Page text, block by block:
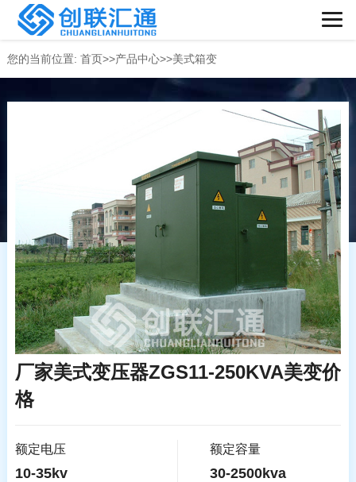
您的当前位置: 首页>>产品中心>>美式箱变
厂家美式变压器ZGS11-250KVA美变价
格
额定电压
10-35kv
额定容量
30-2500kva